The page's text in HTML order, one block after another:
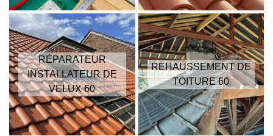
RÉPARATEUR
INSTALLATEUR DE
VELUX 60
REHAUSSEMENT DE
TOITURE 60